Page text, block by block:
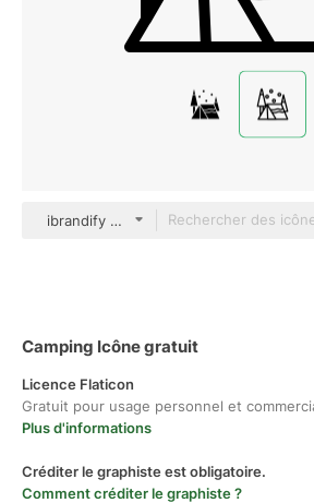
ibrandify Detailed Outline
Camping Icône gratuit
Licence Flaticon
Gratuit pour usage personnel et
Plus d'informations
Créditer le graphiste est obligatoire.
Comment créditer le graphiste ?